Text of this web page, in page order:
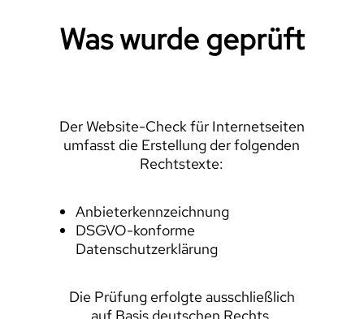
Was wurde geprüft
Der Website-Check für Internetseiten
umfasst die Erstellung der folgenden
Rechtstexte:
Anbieterkennzeichnung
DSGVO-konforme
Datenschutzerklärung
Die Prüfung erfolgte ausschließlich